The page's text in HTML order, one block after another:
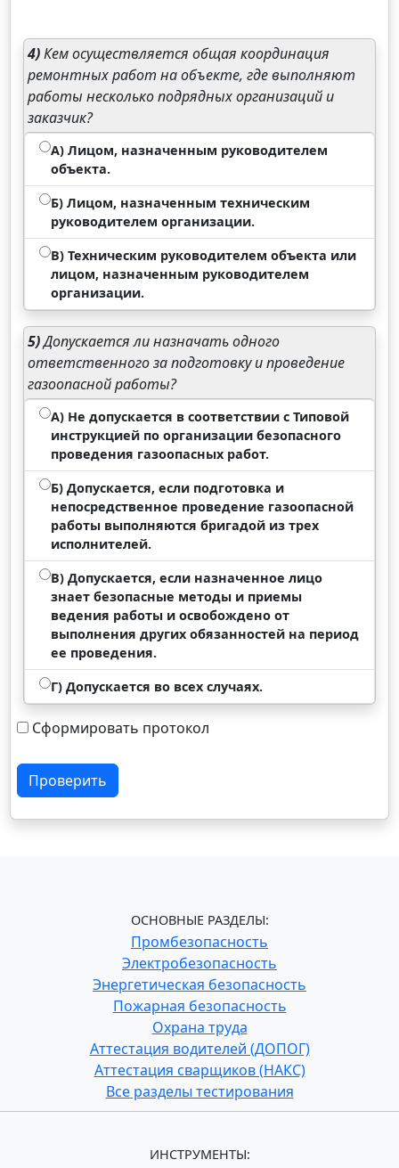
4)Кем осуществляется общая координация
ремонтных работ на объекте, где выполняют
работы несколько подрядных организаций и
заказчик?
А) Лицом, назначенным руководителем
объекта.
Б) Лицом, назначенным техническим
руководителем организации.
В) Техническим руководителем объекта или
лицом, назначенным руководителем
организации.
5)Допускается ли назначать одного
ответственного за подготовку и проведение
газоопасной работы?
А) Не допускается в соответствии с Типовой
инструкцией по организации безопасного
проведения газоопасных работ.
Б) Допускается, если подготовка и
непосредственное проведение газоопасной
работы выполняются бригадой из трех
исполнителей.
В) Допускается, если назначенное лицо
знает безопасные методы и приемы
ведения работы и освобождено от
выполнения других обязанностей на период
ее проведения.
Г) Допускается во всех случаях.
Сформировать протокол
Проверить
ОСНОВНЫЕ РАЗДЕЛЫ:
Промбезопасность
Электробезопасность
Энергетическая безопасность
Пожарная безопасность
Охрана труда
Аттестация водителей (ДОПОГ)
Аттестация сварщиков (НАКС)
Все разделы тестирования
ИНСТРУМЕНТЫ: